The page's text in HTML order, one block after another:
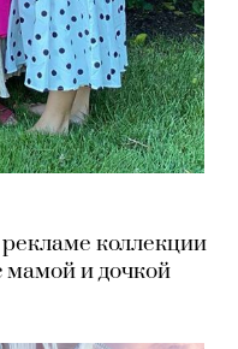
коллекции
мамой и дочкой